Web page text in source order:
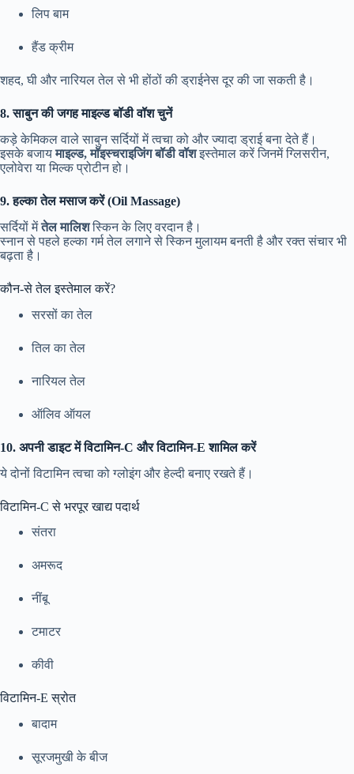
लिप बाम
हैंड क्रीम
शहद, घी और नारियल तेल से भी होंठों की ड्राईनेस दूर की जा सकती है।
8. साबुन की जगह माइल्ड बॉडी वॉश चुनें
कड़े केमिकल वाले साबुन सर्दियों में त्वचा को और ज्यादा ड्राई बना देते हैं।
इसके बजायमाइल्ड, मॉइस्चराइजिंग बॉडी वॉशइस्तेमाल करें जिनमें ग्लिसरीन,
एलोवेरा या मिल्क प्रोटीन हो।
9. हल्का तेल मसाज करें (Oil Massage)
सर्दियों मेंतेल मालिशस्किन के लिए वरदान है।
स्नान से पहले हल्का गर्म तेल लगाने से स्किन मुलायम बनती है और रक्त संचार भी
बढ़ता है।
कौन-से तेल इस्तेमाल करें?
सरसों का तेल
तिल का तेल
नारियल तेल
ऑलिव ऑयल
10. अपनी डाइट में विटामिन-C और विटामिन-E शामिल करें
ये दोनों विटामिन त्वचा को ग्लोइंग और हेल्दी बनाए रखते हैं।
विटामिन-C से भरपूर खाद्य पदार्थ
संतरा
अमरूद
नींबू
टमाटर
कीवी
विटामिन-E स्रोत
बादाम
सूरजमुखी के बीज